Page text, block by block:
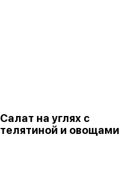
Салат на углях с
телятиной и овощами